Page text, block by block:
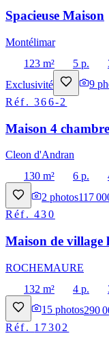
Spacieuse Maison
Montélimar
123 m²
5 p.
Exclusivité
9
Réf.366-2
Maison 4
Cleon d'Andran
130 m²
6 p.
2 photos117
Réf.430
Maison de village
ROCHEMAURE
132 m²
4 p.
15 photos290
Réf. 17302